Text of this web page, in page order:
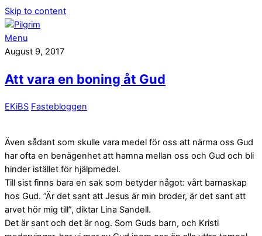
Skip to content
Menu
August 9, 2017
Att vara en boning åt Gud
EKiBS Fastebloggen
Även sådant som skulle vara medel för oss att närma oss Gud
har ofta en benägenhet att hamna mellan oss och Gud och bli
hinder istället för hjälpmedel.
Till sist finns bara en sak som betyder något: vårt barnaskap
hos Gud. ”Är det sant att Jesus är min broder, är det sant att
arvet hör mig till”, diktar Lina Sandell.
Det är sant och det är nog. Som Guds barn, och Kristi